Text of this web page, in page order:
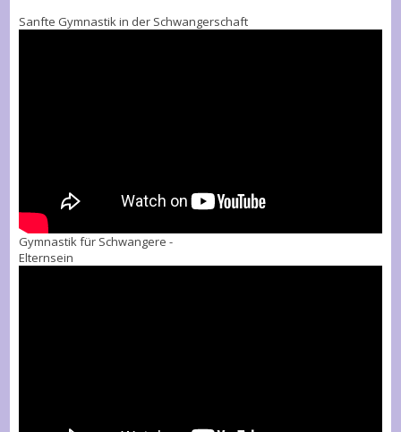
Sanfte Gymnastik in der Schwangerschaft
Gymnastik für Schwangere -
Elternsein